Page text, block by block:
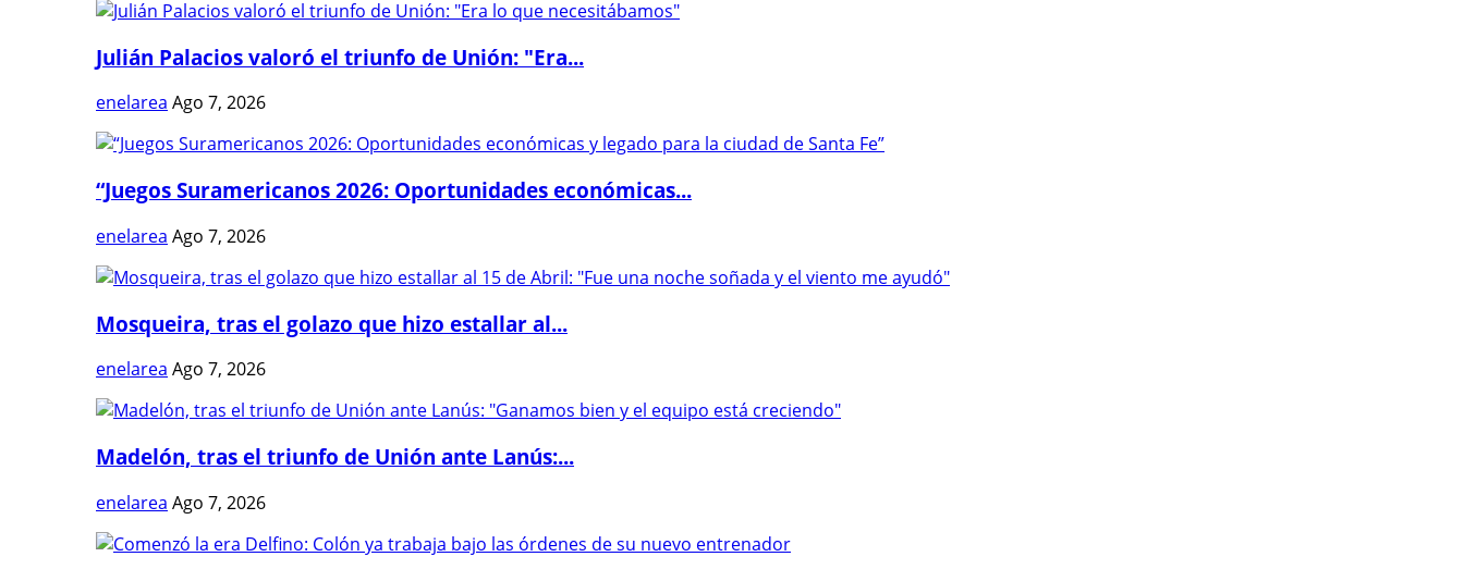
Julián Palacios valoró el triunfo de Unión: "Era...
enelarea Ago 7, 2026
“Juegos Suramericanos 2026: Oportunidades económicas...
enelarea Ago 7, 2026
Mosqueira, tras el golazo que hizo estallar al...
enelarea Ago 7, 2026
Madelón, tras el triunfo de Unión ante Lanús:...
enelarea Ago 7, 2026